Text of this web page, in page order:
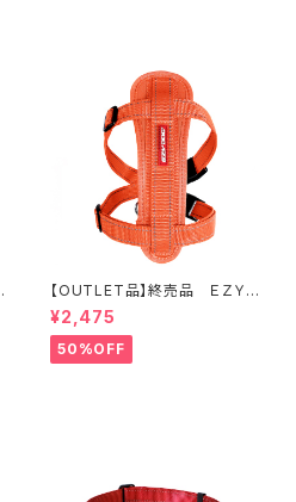
【OUTLET品】終売品 ＥＺＹＤ
ＯＧ ハーネス XXS (全2色)
¥2,475
50%OFF